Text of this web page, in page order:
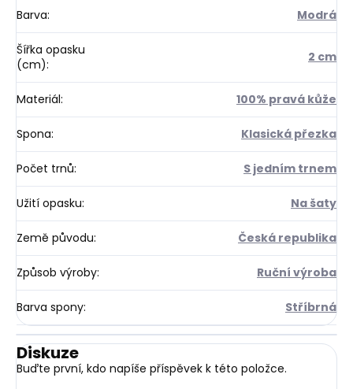
Barva: Modrá
Šířka opasku
(cm): 2 cm
Materiál: 100% pravá kůže
Spona: Klasická přezka
Počet trnů: S jedním trnem
Užití opasku: Na šaty
Země původu: Česká republika
Způsob výroby: Ruční výroba
Barva spony: Stříbrná
Diskuze
Buďte první, kdo napíše příspěvek k této položce.